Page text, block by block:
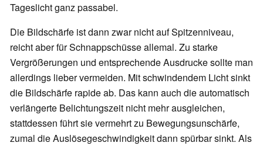
Tageslicht ganz passabel.
Die Bildschärfe ist dann zwar nicht auf Spitzenniveau,
reicht aber für Schnappschüsse allemal. Zu starke
Vergrößerungen und entsprechende Ausdrucke sollte man
allerdings lieber vermeiden. Mit schwindendem Licht sinkt
die Bildschärfe rapide ab. Das kann auch die automatisch
verlängerte Belichtungszeit nicht mehr ausgleichen,
stattdessen führt sie vermehrt zu Bewegungsunschärfe,
zumal die Auslösegeschwindigkeit dann spürbar sinkt. Als